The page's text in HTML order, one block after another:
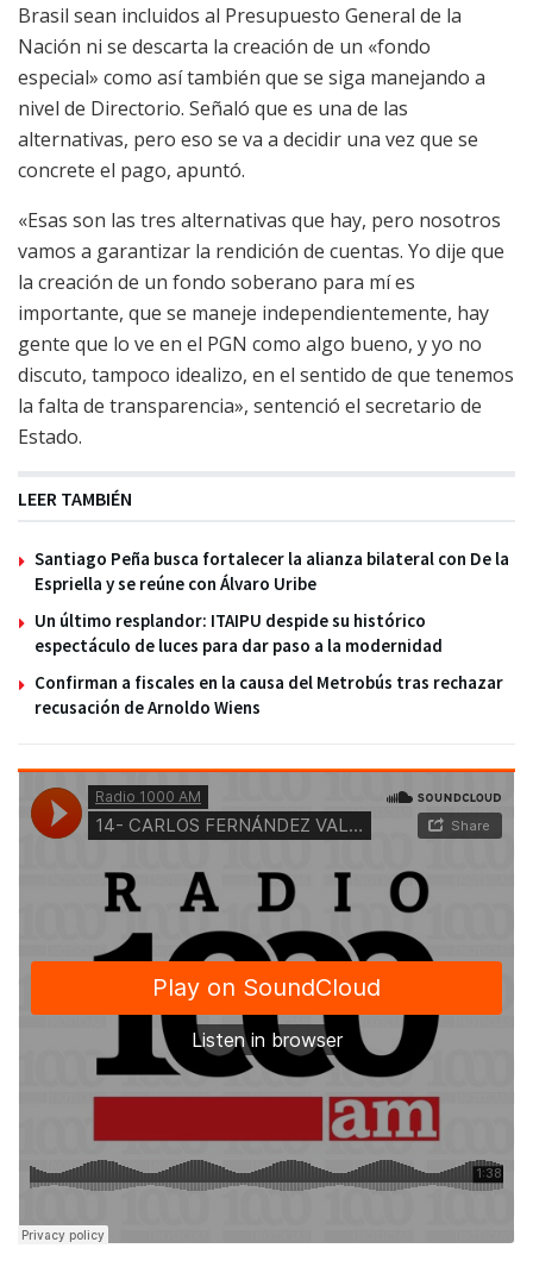
Brasil sean incluidos al Presupuesto General de la
Nación ni se descarta la creación de un «fondo
especial» como así también que se siga manejando a
nivel de Directorio. Señaló que es una de las
alternativas, pero eso se va a decidir una vez que se
concrete el pago, apuntó.
«Esas son las tres alternativas que hay, pero nosotros
vamos a garantizar la rendición de cuentas. Yo dije que
la creación de un fondo soberano para mí es
importante, que se maneje independientemente, hay
gente que lo ve en el PGN como algo bueno, y yo no
discuto, tampoco idealizo, en el sentido de que tenemos
la falta de transparencia», sentenció el secretario de
Estado.
LEER TAMBIÉN
Santiago Peña busca fortalecer la alianza bilateral con De la
Espriella y se reúne con Álvaro Uribe
Un último resplandor: ITAIPU despide su histórico
espectáculo de luces para dar paso a la modernidad
Confirman a fiscales en la causa del Metrobús tras rechazar
recusación de Arnoldo Wiens